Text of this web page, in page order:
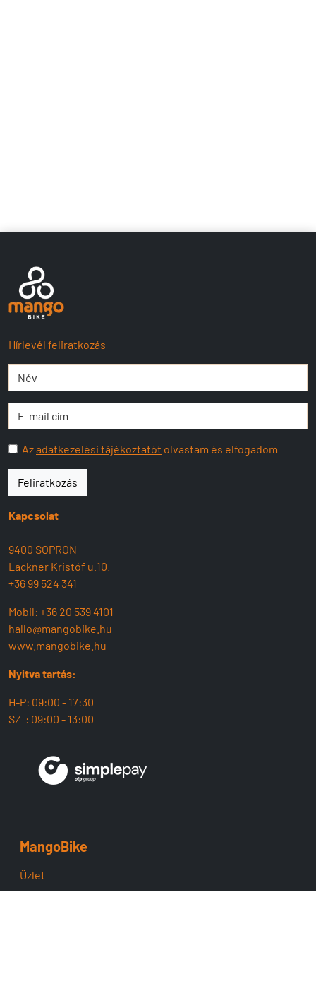
Hírlevél feliratkozás
Azadatkezelési tájékoztatót olvastam és elfogadom
Feliratkozás
Kapcsolat
9400 SOPRON
Lackner Kristóf u.10.
+36 99 524 341
Mobil: +36 20 539 4101
hallo@mangobike.hu
www.mangobike.hu
Nyitva tartás:
H-P: 09:00 - 17:30
SZ : 09:00 - 13:00
MangoBike
Üzlet
Team